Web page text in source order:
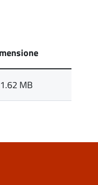
1.62 MB